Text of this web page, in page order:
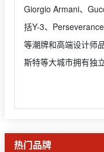
Giorgio Armani、
括Y-3、
等潮牌和高端设计师
斯特等大城市拥有独
热门品牌